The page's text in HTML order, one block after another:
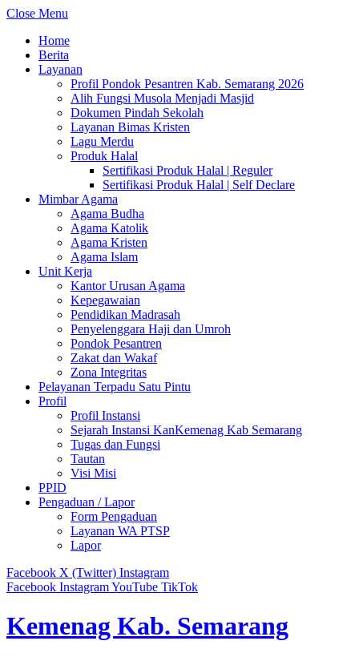
Close Menu
Home
Berita
Layanan
Profil Pondok Pesantren Kab. Semarang 2026
Alih Fungsi Musola Menjadi Masjid
Dokumen Pindah Sekolah
Layanan Bimas Kristen
Lagu Merdu
Produk Halal
Sertifikasi Produk Halal | Reguler
Sertifikasi Produk Halal | Self Declare
Mimbar Agama
Agama Budha
Agama Katolik
Agama Kristen
Agama Islam
Unit Kerja
Kantor Urusan Agama
Kepegawaian
Pendidikan Madrasah
Penyelenggara Haji dan Umroh
Pondok Pesantren
Zakat dan Wakaf
Zona Integritas
Pelayanan Terpadu Satu Pintu
Profil
Profil Instansi
Sejarah Instansi KanKemenag Kab Semarang
Tugas dan Fungsi
Tautan
Visi Misi
PPID
Pengaduan / Lapor
Form Pengaduan
Layanan WA PTSP
Lapor
Facebook X (Twitter) Instagram
Facebook InstagramYouTube TikTok
Kemenag Kab. Semarang